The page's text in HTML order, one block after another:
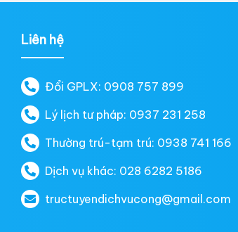
Liên hệ
Đổi GPLX: 0908 757 899
Lý lịch tư pháp: 0937 231 258
Thường trú-tạm trú: 0938 741 166
Dịch vụ khác: 028 6282 5186
tructuyendichvucong@gmail.com